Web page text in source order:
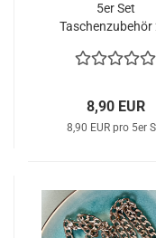
5er Set
Taschenzubehör
8,90 EUR
8,90 EUR pro 5er